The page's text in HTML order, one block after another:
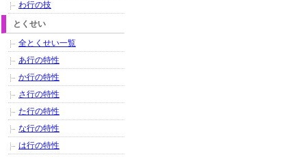
わ行の技
とくせい
全とくせい一覧
あ行の特性
か行の特性
さ行の特性
た行の特性
な行の特性
は行の特性